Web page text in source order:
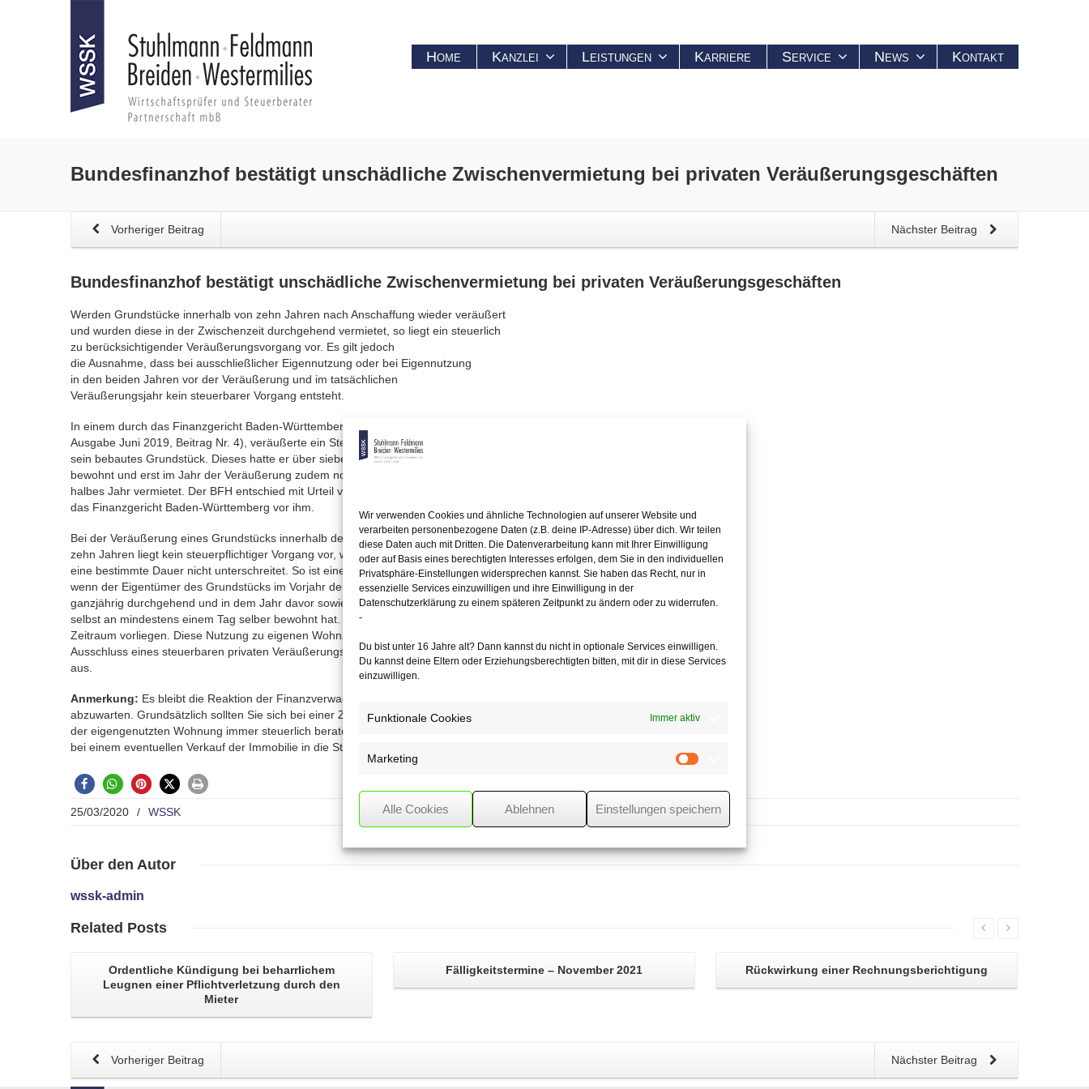
Wir verwenden Cookies und ähnliche Technologien auf unserer Website und
verarbeiten personenbezogene Daten (z.B. deine IP-Adresse) über dich. Wir teilen
diese Daten auch mit Dritten. Die Datenverarbeitung kann mit Ihrer Einwilligung
oder auf Basis eines berechtigten Interesses erfolgen, dem Sie in den individuellen
Privatsphäre-Einstellungen widersprechen kannst. Sie haben das Recht, nur in
essenzielle Services einzuwilligen und ihre Einwilligung in der
Datenschutzerklärung zu einem späteren Zeitpunkt zu ändern oder zu widerrufen.
-
Du bist unter 16 Jahre alt? Dann kannst du nicht in optionale Services einwilligen.
Du kannst deine Eltern oder Erziehungsberechtigten bitten, mit dir in diese Services
einzuwilligen.
Funktionale Cookies Immer aktiv
Marketing
Alle Cookies Ablehnen Einstellungen speichern
Home Kanzlei Leistungen Karriere Service News Kontakt
Bundesfinanzhof bestätigt unschädliche Zwischenvermietung bei privaten Veräußerungsgeschäften
Nächster Beitrag
Vorheriger Beitrag
Bundesfinanzhof bestätigt unschädliche Zwischenvermietung bei privaten Veräußerungsgeschäften
Werden Grundstücke innerhalb von zehn Jahren nach Anschaffung wieder veräußert
und wurden diese in der Zwischenzeit durchgehend vermietet, so liegt ein steuerlich
zu berücksichtigender Veräußerungsvorgang vor. Es gilt jedoch
die Ausnahme, dass bei ausschließlicher Eigennutzung oder bei Eigennutzung
in den beiden Jahren vor der Veräußerung und im tatsächlichen
Veräußerungsjahr kein steuerbarer Vorgang entsteht.
In einem durch das Finanzgericht Baden-Württemberg entschieden Fall (vgl.
Ausgabe Juni 2019, Beitrag Nr. 4), veräußerte ein Steuerpflichtiger
sein bebautes Grundstück. Dieses hatte er über sieben Jahre lang selber
bewohnt und erst im Jahr der Veräußerung zudem noch für ein
halbes Jahr vermietet. Der BFH entschied mit Urteil vom 3.9.2019 genauso wie
das Finanzgericht Baden-Württemberg vor ihm.
Bei der Veräußerung eines Grundstücks innerhalb der Frist von
zehn Jahren liegt kein steuerpflichtiger Vorgang vor, wenn die Eigennutzung
eine bestimmte Dauer nicht unterschreitet. So ist eine Zwischenvermietung unschädlich,
wenn der Eigentümer des Grundstücks im Vorjahr der Veräußerung
ganzjährig durchgehend und in dem Jahr davor sowie im Veräußerungsjahr
selbst an mindestens einem Tag selber bewohnt hat. Es muss dabei ein zusammenhängender
Zeitraum vorliegen. Diese Nutzung zu eigenen Wohnzwecken reicht für den
Ausschluss eines steuerbaren privaten Veräußerungsgeschäfts
aus.
Anmerkung: Es bleibt die Reaktion der Finanzverwaltung zu der Entscheidung
abzuwarten. Grundsätzlich sollten Sie sich bei einer Zwischenvermietung
der eigengenutzten Wohnung immer steuerlich beraten lassen, damit Sie nicht
bei einem eventuellen Verkauf der Immobilie in die Steuerfalle tappen.
25/03/2020 / WSSK
Über den Autor
wssk-admin
Related Posts
Ordentliche Kündigung bei beharrlichem
Leugnen einer Pflichtverletzung durch den
Mieter
Fälligkeitstermine – November 2021 Rückwirkung einer Rechnungsberichtigung
Nächster Beitrag
Vorheriger Beitrag